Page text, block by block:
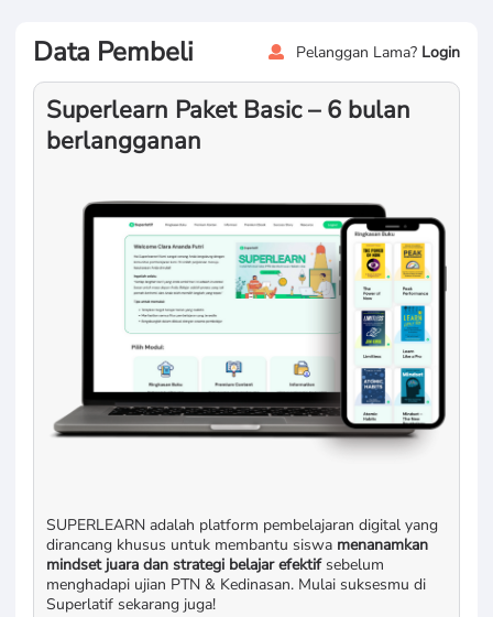
Data Pembeli Pelanggan Lama? Login
Superlearn Paket Basic – 6 bulan
berlangganan
SUPERLEARN adalah platform pembelajaran digital yang
dirancang khusus untuk membantu siswa menanamkan
mindset juara dan strategi belajar efektifsebelum
menghadapi ujian PTN & Kedinasan. Mulai suksesmu di
Superlatif sekarang juga!